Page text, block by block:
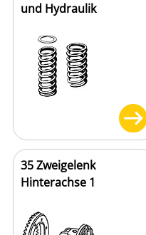
und Hydraulik
35 Zweigelenk
Hinterachse 1